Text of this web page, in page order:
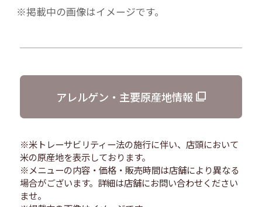
※掲載中の画像はイメージです。
アレルゲン・主要原産地情報
※米トレーサビリティー法の施行に伴い、店頭において
米の原産地を表示しております。
※メニューの内容・価格・販売時間は店舗により異なる
場合がございます。詳細は店舗にお問い合わせください
ませ。